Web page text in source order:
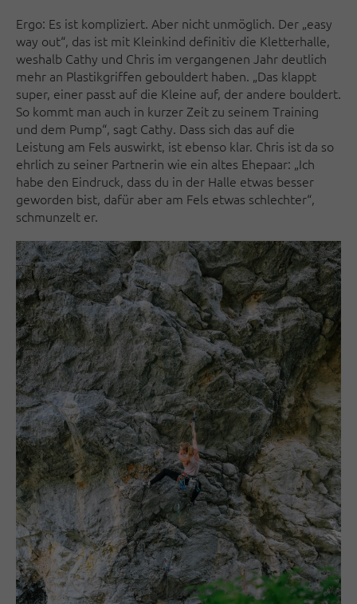
Ergo: Es ist kompliziert. Aber nicht unmöglich. Der „easy
way out“, das ist mit Kleinkind definitiv die Kletterhalle,
weshalb Cathy und Chris im vergangenen Jahr deutlich
mehr an Plastikgriffen gebouldert haben. „Das klappt
super, einer passt auf die Kleine auf, der andere bouldert.
So kommt man auch in kurzer Zeit zu seinem Training
und dem Pump“, sagt Cathy. Dass sich das auf die
Leistung am Fels auswirkt, ist ebenso klar. Chris ist da so
ehrlich zu seiner Partnerin wie ein altes Ehepaar: „Ich
habe den Eindruck, dass du in der Halle etwas besser
geworden bist, dafür aber am Fels etwas schlechter“,
schmunzelt er.